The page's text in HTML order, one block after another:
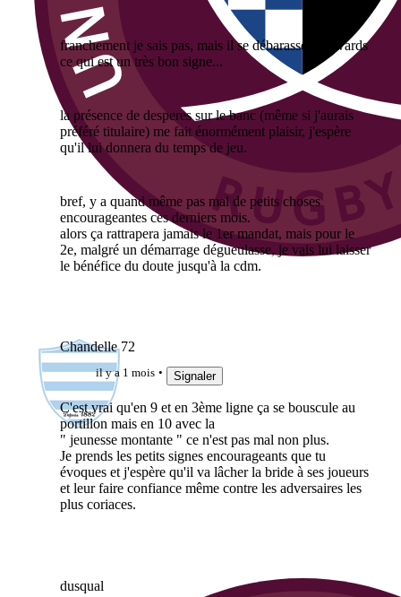
franchement je sais pas, mais il se débarasse d'edwards
ce qui est un très bon signe...
la présence de desperes sur le banc (même si j'aurais
préféré titulaire) me fait énormément plaisir, j'espère
qu'il lui donnera du temps de jeu.
bref, y a quand même pas mal de petits choses
encourageantes ces derniers mois.
alors ça rattrapera jamais le 1er mandat, mais pour le
2e, malgré un démarrage dégueulasse, je vais lui laisser
le bénéfice du doute jusqu'à la cdm.
Chandelle 72
il y a 1 mois Signaler
C'est vrai qu'en 9 et en 3ème ligne ça se bouscule au
portillon mais en 10 avec la
" jeunesse montante " ce n'est pas mal non plus.
Je prends les petits signes encourageants que tu
évoques et j'espère qu'il va lâcher la bride à ses joueurs
et leur faire confiance même contre les adversaires les
plus coriaces.
dusqual